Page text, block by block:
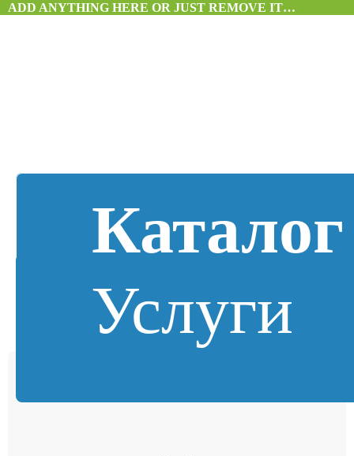
ADD ANYTHING HERE OR JUST REMOVE IT…
Каталог
Услуги